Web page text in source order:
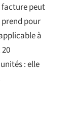
facture peut
pour
à
: elle